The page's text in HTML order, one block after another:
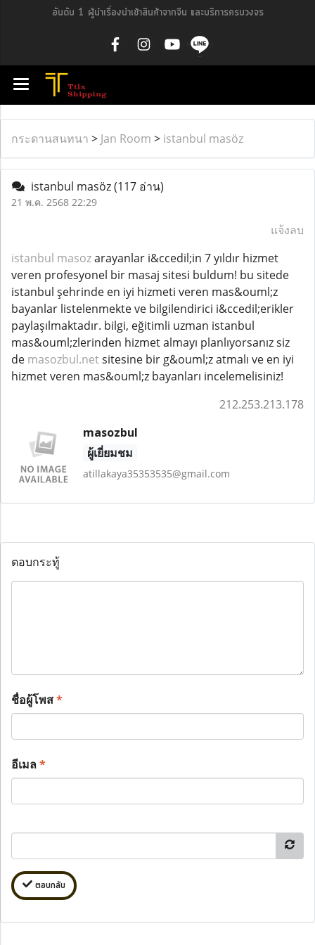
อันดับ 1 ผู้นำเรื่องนำเข้าสินค้าจากจีน และบริการครบวงจร
กระดานสนทนา > Jan Room > istanbul masöz
istanbul masöz(117 อ่าน)
21 พ.ค. 2568 22:29
แจ้งลบ
istanbul masozarayanlar i&ccedil;in 7 yıldır hizmet
veren profesyonel bir masaj sitesi buldum! bu sitede
istanbul şehrinde en iyi hizmeti veren mas&ouml;z
bayanlar listelenmekte ve bilgilendirici i&ccedil;erikler
paylaşılmaktadır. bilgi, eğitimli uzman istanbul
mas&ouml;zlerinden hizmet almayı planlıyorsanız siz
de masozbul.netsitesine bir g&ouml;z atmalı ve en iyi
hizmet veren mas&ouml;z bayanları incelemelisiniz!
212.253.213.178
masozbul
ผู้เยี่ยมชม
atillakaya35353535@gmail.com
ตอบกระทู้
ชื่อผู้โพส*
อีเมล*
ตอบกลับ